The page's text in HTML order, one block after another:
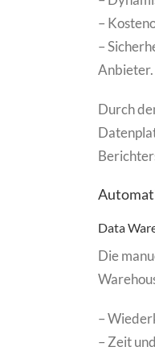
–
–
Anbieter.
Durch
Data
Die
–
– Zeit